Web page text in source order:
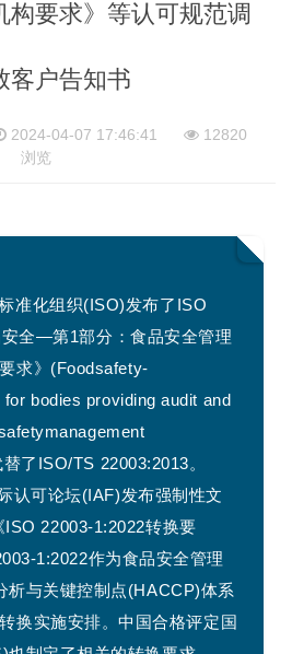
构要求》等认可规范调
客户告知书
2024-04-07 17:46:41
12820
浏览
准化组织(ISO)发布了ISO
全—第1部分：食品安全管理
求》(Foodsafety-
bodies providing audit and
了ISO/TS 22003:2013。
认可论坛(IAF)发布强制性文
22003-1:2022转换要
1:2022作为食品安全管理
析与关键控制点(HACCP)体系
换实施安排。中国合格评定国